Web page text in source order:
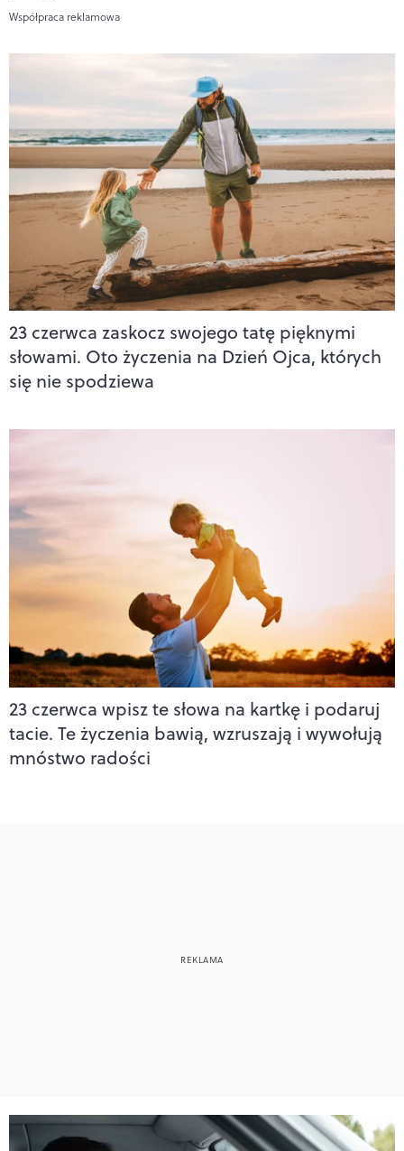
Współpraca reklamowa
23 czerwca zaskocz swojego tatę pięknymi
słowami. Oto życzenia na Dzień Ojca, których
się nie spodziewa
23 czerwca wpisz te słowa na kartkę i podaruj
tacie. Te życzenia bawią, wzruszają i wywołują
mnóstwo radości